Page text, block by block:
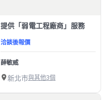
提供「弱電工程廠商」服務
洽談後報價
薛敏威
新北市與其他3個